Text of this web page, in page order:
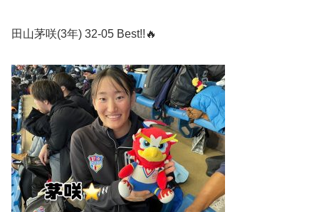
田山茅咲(3年) 32-05 Best!! 🔥